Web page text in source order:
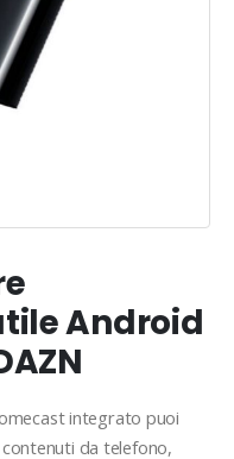
Android
integrato puoi
da telefono,